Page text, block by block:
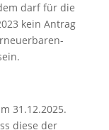
darf für die
kein Antrag
31.12.2025.
diese der